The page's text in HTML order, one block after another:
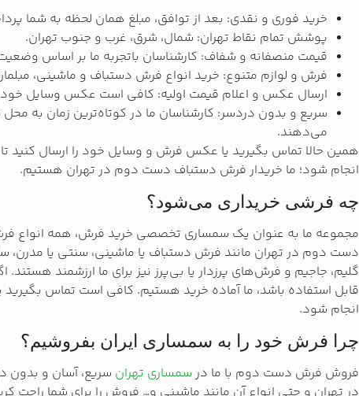
خرید فوری و نقدی: بعد از توافق، مبلغ همان لحظه به شما
پوشش تمام نقاط تهران: شمال، شرق، غرب و جنوب تهران.
قیمت منصفانه و شفاف: کارشناسان باتجربه ما بر اساس
فرش و لوازم متنوع: خرید انواع فرش دستباف و ماشینی،
ارسال عکس و اعلام قیمت اولیه: کافی است عکس وسایل خود
سریع و بدون دردسر: کارشناسان ما در کوتاه‌ترین زمان به
می‌دهند.
همین حالا تماس بگیرید یا عکس فرش و وسایل خود را ارسال
انجام شود؛ ما خریدار فرش دستباف دست دوم در تهران هستیم.
چه فرشی خریداری می‌شود؟
مجموعه ما به عنوان یک سمساری تخصصی خرید فرش، همه انواع
دست دوم در تهران مانند فرش دستباف یا ماشینی، سنتی یا مدرن،
گلیم، جاجیم و فرش‌های پرزدار یا بی‌پرز نیز برای ما ارزشمند هستند.
قابل استفاده باشد، ما آماده خرید هستیم. کافی است تماس
انجام شود.
چرا فرش خود را به سمساری ایران بفروشیم؟
فروش فرش دست دوم با ما در سمساری تهران سریع، آسان و